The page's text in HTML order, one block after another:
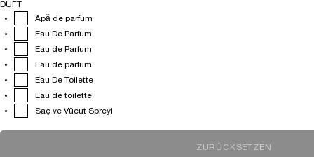
DUFT
Apă de parfum
Eau De Parfum
Eau de Parfum
Eau de parfum
Eau De Toilette
Eau de toilette
Saç ve Vücut Spreyi
ZURÜCKSETZEN